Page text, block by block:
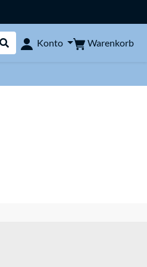
Suche durchführen
Konto Warenkorb